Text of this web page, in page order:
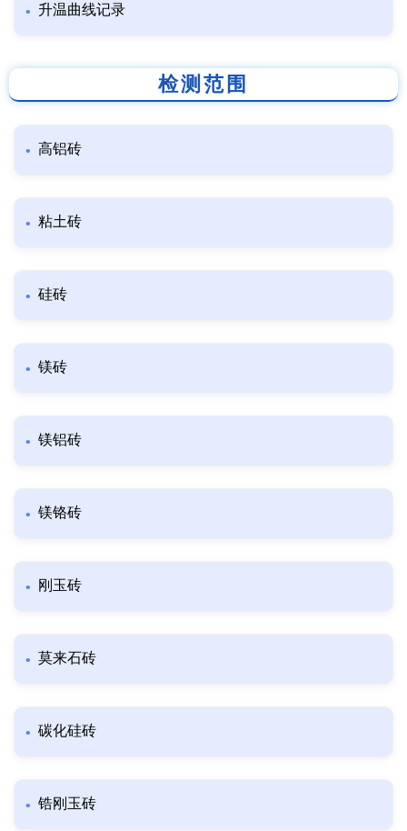
升温曲线记录
检测范围
高铝砖
粘土砖
硅砖
镁砖
镁铝砖
镁铬砖
刚玉砖
莫来石砖
碳化硅砖
锆刚玉砖